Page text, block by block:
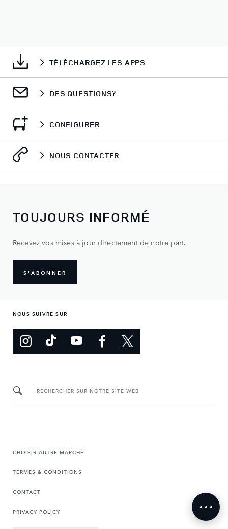
TÉLÉCHARGEZ LES APPS
DES QUESTIONS?
CONFIGURER
NOUS CONTACTER
TOUJOURS INFORMÉ
Recevez vos mises à jour directement de notre part.
S'ABONNER
NOUS SUIVRE SUR
RECHERCHER SUR NOTRE SITE WEB
CHOISIR AUTRE MARCHÉ
TERMES & CONDITIONS
CONTACT
PRIVACY POLICY